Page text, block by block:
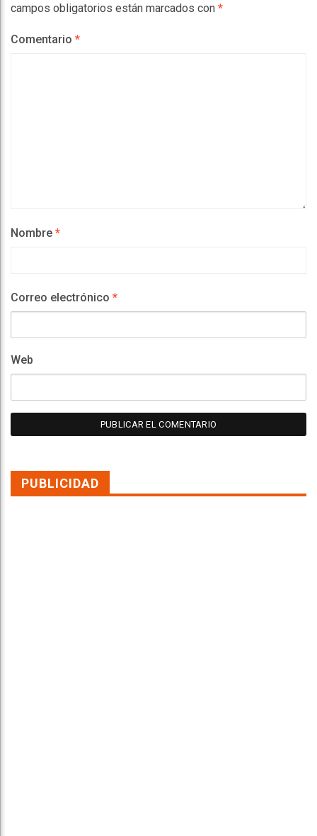
campos obligatorios están marcados con *
Comentario *
Nombre *
Correo electrónico *
Web
PUBLICIDAD